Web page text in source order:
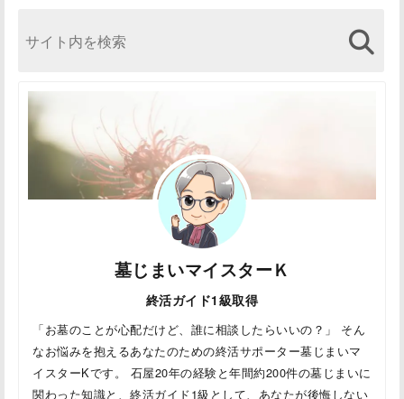
墓じまいマイスターＫ
終活ガイド1級取得
「お墓のことが心配だけど、誰に相談したらいいの？」 そん
なお悩みを抱えるあなたのための終活サポーター墓じまいマ
イスターKです。 石屋20年の経験と年間約200件の墓じまいに
関わった知識と、終活ガイド1級として、あなたが後悔しない